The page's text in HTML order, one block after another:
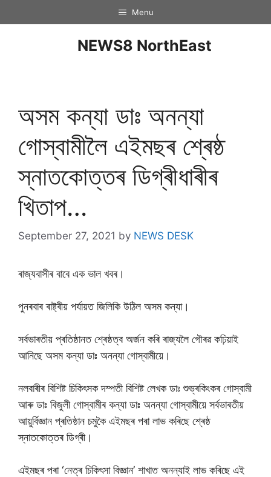
Menu
NEWS8 NorthEast
অসম কন্যা ডাঃ অনন্যা
গোস্বামীলৈ এইমছৰ শ্ৰেষ্ঠ
স্নাতকোত্তৰ ডিগ্ৰীধাৰীৰ
খিতাপ…
September 27, 2021 by NEWS DESK
ৰাজ্যবাসীৰ বাবে এক ভাল খবৰ।
পুনৰবাৰ ৰাষ্ট্ৰীয় পৰ্যায়ত জিলিকি উঠিল অসম কন্যা।
সৰ্বভাৰতীয় প্ৰতিষ্ঠানত শ্ৰেষ্ঠত্ব অৰ্জন কৰি ৰাজ্যলৈ গৌৰৱ কঢ়িয়াই
আনিছে অসম কন্যা ডাঃ অনন্যা গোস্বামীয়ে।
নলবাৰীৰ বিশিষ্ট চিকিৎসক দম্পতী বিশিষ্ট লেখক ডাঃ শুভ্ৰকিংকৰ গোস্বামী
আৰু ডাঃ বিজুলী গোস্বামীৰ কন্যা ডাঃ অনন্যা গোস্বামীয়ে সৰ্বভাৰতীয়
আয়ুৰ্বিজ্ঞান প্ৰতিষ্ঠান চমুকৈ এইমছৰ পৰা লাভ কৰিছে শ্ৰেষ্ঠ
স্নাতকোত্তৰ ডিগ্ৰী।
এইমছৰ পৰা ‘নেত্ৰ চিকিৎসা বিজ্ঞান’ শাখাত অনন্যাই লাভ কৰিছে এই